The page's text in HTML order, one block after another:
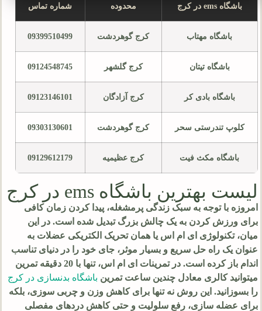
باشگاه ems در کرج محدوده شماره تماس
باشگاه مهتاب کرج گوهردشت 09399510499
باشگاه تیتان کرج گلشهر 09124548745
باشگاه بادی کر کرج آزادگان 09123146101
کلوپ تندرستی سحر کرج گوهردشت 09303130601
باشگاه مکث فیت کرج عظیمیه 09129612179
لیست بهترین باشگاه ems در کرج
امروزه با توجه به سبک زندگی پرمشغله، پیدا کردن زمان کافی
برای ورزش کردن به یک چالش بزرگ تبدیل شده است. در این
میان، تکنولوژی ای ام اس یا همان تحریک الکتریکی عضلات به
عنوان یک راه حل سریع و بسیار موثر، جای خود را در دنیای تناسب
اندام باز کرده است. در تمرینات ای ام اس، تنها با20 دقیقه تمرین
میتوانید کالری معادل چندین ساعت تمرین باشگاه بدنسازی در کرج
را بسوزانید. این روش نه تنها برای کاهش وزن و چربی سوزی، بلکه
برای عضله سازی، رفع سلولیت و حتی کاهش دردهای مفصلی